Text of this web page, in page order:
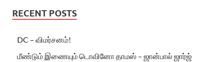
RECENT POSTS
DC – விமர்சனம்!
மீண்டும் இணையும் டொவினோ தாமஸ் – ஜான்பால் ஜார்ஜ்